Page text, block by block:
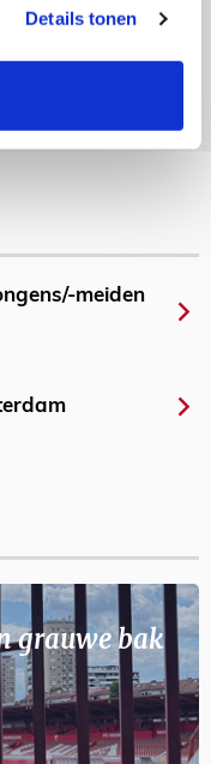
Details tonenvan
meiden
grauwe bak